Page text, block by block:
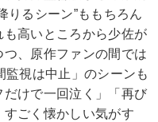
りるシーン”ももちろん
高いところから少佐が
、原作ファンの間では
監視は中止」のシーンも
けで一回泣く」「再び
ごく懐かしい気がす